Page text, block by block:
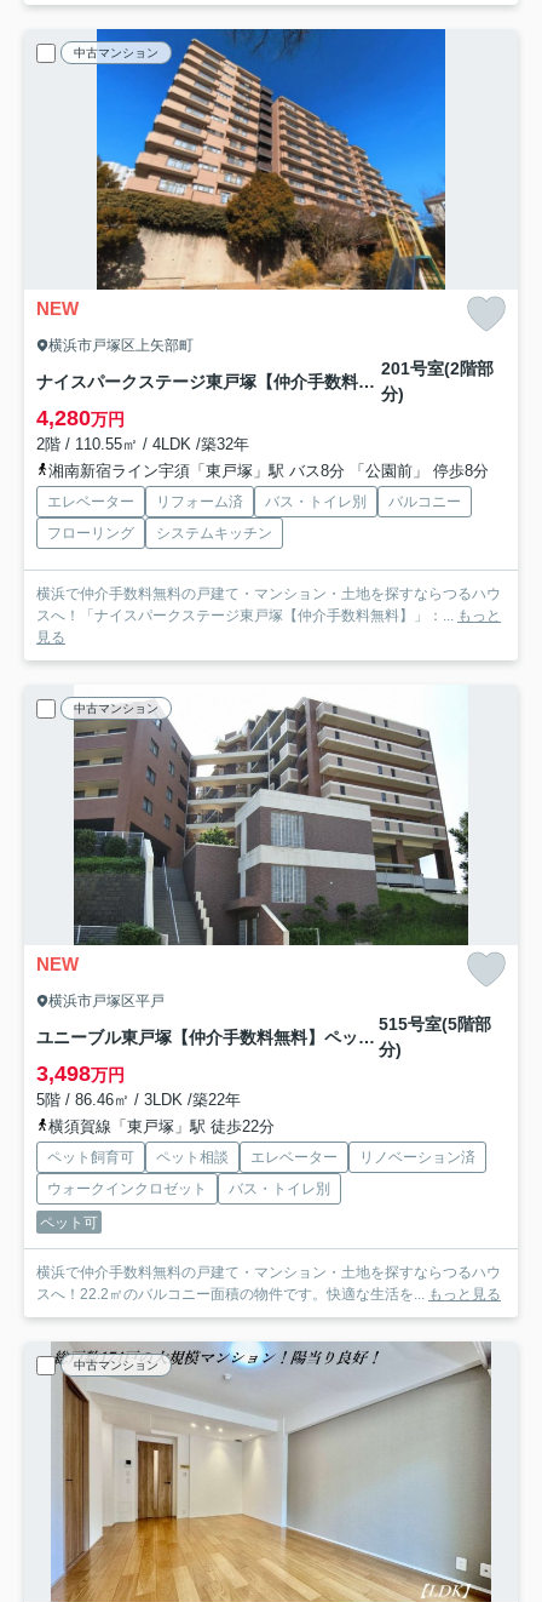
中古マンション
NEW
横浜市戸塚区上矢部町
ナイスパークステージ東戸塚【仲介手数料無料】
201号室(2階部
分)
4,280万円
2階 / 110.55㎡ / 4LDK /築32年
湘南新宿ライン宇須「東戸塚」駅 バス8分 「公園前」 停歩8分
エレベーター リフォーム済 バス・トイレ別
バルコニー
フローリング
システムキッチン
横浜で仲介手数料無料の戸建て・マンション・土地を探すならつるハウ
スへ！「ナイスパークステージ東戸塚【仲介手数料無料】」：... もっと
見る
中古マンション
NEW
横浜市戸塚区平戸
ユニーブル東戸塚【仲介手数料無料】ペット可♪
515号室(5階部
分)
3,498万円
5階 / 86.46㎡ / 3LDK /築22年
横須賀線「東戸塚」駅 徒歩22分
ペット飼育可 ペット相談 エレベーター
リノベーション済
ウォークインクロゼット
バス・トイレ別
ペット可
横浜で仲介手数料無料の戸建て・マンション・土地を探すならつるハウ
スへ！22.2㎡のバルコニー面積の物件です。快適な生活を... もっと見る
中古マンション